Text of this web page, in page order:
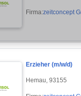
Firma:zeitconcept
Erzieher (m/w/d)
Hemau, 93155